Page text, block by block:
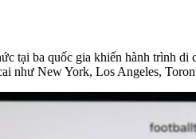
tại ba quốc gia khiến hành trình
như New York, Los Angeles,